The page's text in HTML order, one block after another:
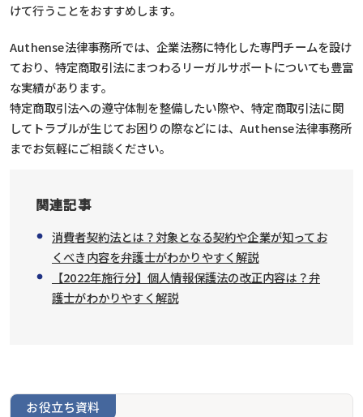
けて行うことをおすすめします。
Authense法律事務所では、企業法務に特化した専門チームを設け
ており、特定商取引法にまつわるリーガルサポートについても豊富
な実績があります。
特定商取引法への遵守体制を整備したい際や、特定商取引法に関
してトラブルが生じてお困りの際などには、Authense法律事務所
までお気軽にご相談ください。
関連記事
消費者契約法とは？対象となる契約や企業が知ってお
くべき内容を弁護士がわかりやすく解説
【2022年施行分】個人情報保護法の改正内容は？弁
護士がわかりやすく解説
お役立ち資料